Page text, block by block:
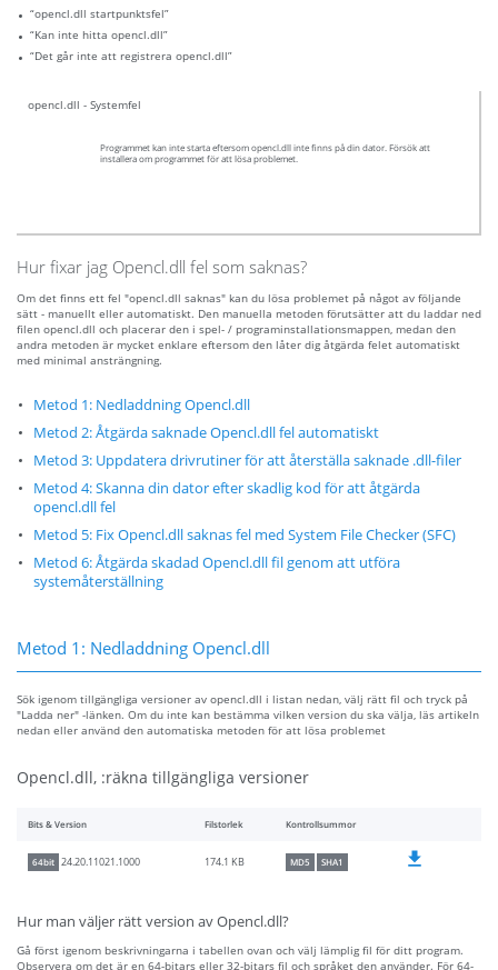
“opencl.dll startpunktsfel”
“Kan inte hitta opencl.dll”
“Det går inte att registrera opencl.dll”
opencl.dll - Systemfel
Programmet kan inte starta eftersom opencl.dll inte finns på din dator. Försök att
installera om programmet för att lösa problemet.
Hur fixar jag Opencl.dll fel som saknas?
Om det finns ett fel "opencl.dll saknas" kan du lösa problemet på något av följande
sätt - manuellt eller automatiskt. Den manuella metoden förutsätter att du laddar ned
filen opencl.dll och placerar den i spel- / programinstallationsmappen, medan den
andra metoden är mycket enklare eftersom den låter dig åtgärda felet automatiskt
med minimal ansträngning.
Metod 1: Nedladdning Opencl.dll
Metod 2: Åtgärda saknade Opencl.dll fel automatiskt
Metod 3: Uppdatera drivrutiner för att återställa saknade .dll-filer
Metod 4: Skanna din dator efter skadlig kod för att åtgärda
opencl.dll fel
Metod 5: Fix Opencl.dll saknas fel med System File Checker (SFC)
Metod 6: Åtgärda skadad Opencl.dll fil genom att utföra
systemåterställning
Metod 1: Nedladdning Opencl.dll
Sök igenom tillgängliga versioner av opencl.dll i listan nedan, välj rätt fil och tryck på
"Ladda ner" -länken. Om du inte kan bestämma vilken version du ska välja, läs artikeln
nedan eller använd den automatiska metoden för att lösa problemet
Opencl.dll, :räkna tillgängliga versioner
Bits & Version Filstorlek Kontrollsummor
64bit 24.20.11021.1000 174.1 KB MD5 SHA1
Hur man väljer rätt version av Opencl.dll?
Gå först igenom beskrivningarna i tabellen ovan och välj lämplig fil för ditt program.
Observera om det är en 64-bitars eller 32-bitars fil och språket den använder. För 64-